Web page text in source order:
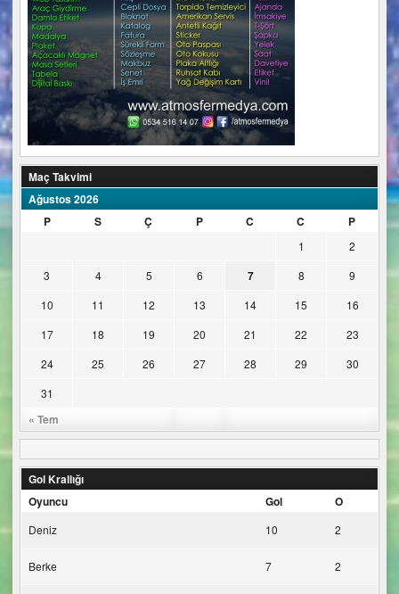
Maç Takvimi
Ağustos 2026
P
S Ç P C C P
« Tem
1
2
3
4 5 6 7 8
9
10
11 12 13 14 15
16
17
18 19 20 21 22
23
24
25 26 27 28 29
30
31
Gol Krallığı
Oyuncu
Gol O
Deniz 10 2
Berke 7 2